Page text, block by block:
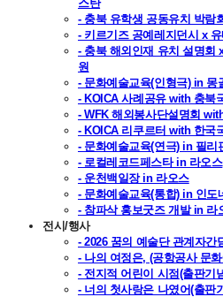
스탄
- 충북 유학생 공동유치 박람
- 키르기즈 공예레지던시 x
- 충북 해외인재 유치 설명회
원
- 문화예술교육(인형극) in 몽
- KOICA 사례공유 with 충북
- WFK 해외봉사단설명회
- KOICA 리쿠르터 with 한국
- 문화예술교육(연극) in 필리
- 로컬레코드페스타 in 라오스
- 운천백일장 in 라오스
- 문화예술교육(통합) in 인도
- 참파삭 홍보굿즈 개발 in 라
전시/행사
- 2026 꿈의 예술단 관계자간
- 나의 여정은, (공항공사 문
- 전지적 어린이 시점(출판기
- 너의 첫사랑은 나였어(출판